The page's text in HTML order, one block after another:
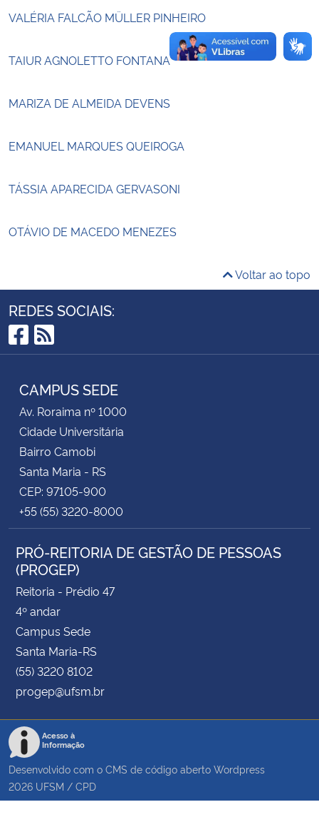
Advocacia-Geral da União
VALÉRIA FALCÃO MÜLLER PINHEIRO
TAIUR AGNOLETTO FONTANA
MARIZA DE ALMEIDA DEVENS
EMANUEL MARQUES QUEIROGA
TÁSSIA APARECIDA GERVASONI
OTÁVIO DE MACEDO MENEZES
Voltar ao topo
REDES SOCIAIS:
Facebook
RSS
CAMPUS SEDE
Av. Roraima nº 1000
Cidade Universitária
Bairro Camobi
Santa Maria - RS
CEP: 97105-900
+55 (55) 3220-8000
PRÓ-REITORIA DE GESTÃO DE PESSOAS
(PROGEP)
Reitoria - Prédio 47
4º andar
Campus Sede
Santa Maria-RS
(55) 3220 8102
progep@ufsm.br
Acesso à
Informação
Desenvolvido com o CMS de código aberto Wordpress
2026 UFSM / CPD